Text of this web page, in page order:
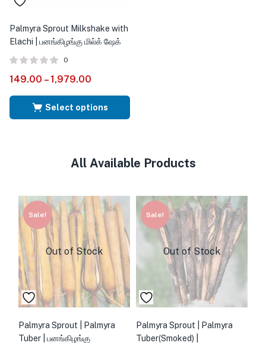
Palmyra Sprout Milkshake with
Elachi | பனங்கிழங்கு மில்க் ஷேக்
0
149.00 – 1,979.00
Select options
All Available Products
Sale!
Out of Stock
Palmyra Sprout | Palmyra
Tuber | பனங்கிழங்கு
Sale!
Out of Stock
Palmyra Sprout | Palmyra
Tuber(Smoked) |